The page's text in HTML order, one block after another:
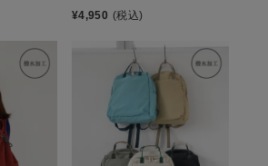
¥4,950 (税込)